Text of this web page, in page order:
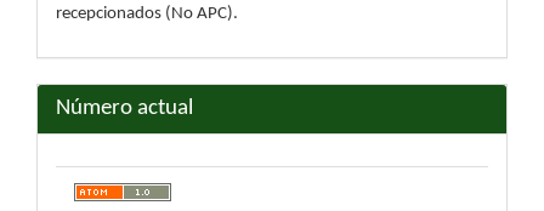
recepcionados (No APC).
Número actual